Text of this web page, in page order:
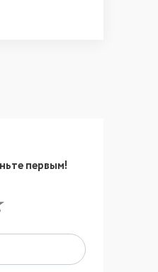
первым!